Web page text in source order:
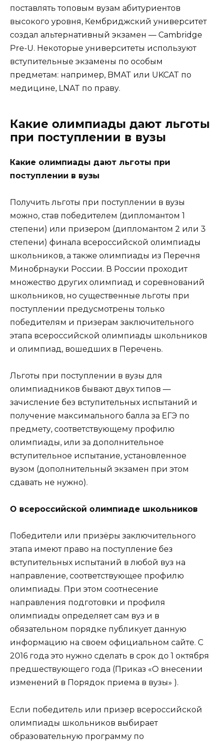
поставлять топовым вузам абитуриентов
высокого уровня, Кембриджский университет
создал альтернативный экзамен — Cambridge
Pre-U. Некоторые университеты используют
вступительные экзамены по особым
предметам: например, BMAT или UKCAT по
медицине, LNAT по праву.
Какие олимпиады дают льготы
при поступлении в вузы
Какие олимпиады дают льготы при
поступлении в вузы
Получить льготы при поступлении в вузы
можно, став победителем (дипломантом 1
степени) или призером (дипломантом 2 или 3
степени) финала всероссийской олимпиады
школьников, а также олимпиады из Перечня
Минобрнауки России. В России проходит
множество других олимпиад и соревнований
школьников, но существенные льготы при
поступлении предусмотрены только
победителям и призерам заключительного
этапа всероссийской олимпиады школьников
и олимпиад, вошедших в Перечень.
Льготы при поступлении в вузы для
олимпиадников бывают двух типов —
зачисление без вступительных испытаний и
получение максимального балла за ЕГЭ по
предмету, соответствующему профилю
олимпиады, или за дополнительное
вступительное испытание, установленное
вузом (дополнительный экзамен при этом
сдавать не нужно).
О всероссийской олимпиаде школьников
Победители или призёры заключительного
этапа имеют право на поступление без
вступительных испытаний в любой вуз на
направление, соответствующее профилю
олимпиады. При этом соотнесение
направления подготовки и профиля
олимпиады определяет сам вуз и в
обязательном порядке публикует данную
информацию на своем официальном сайте. С
2016 года это нужно сделать в срок до 1 октября
предшествующего года (Приказ «О внесении
изменений в Порядок приема в вузы» ).
Если победитель или призер всероссийской
олимпиады школьников выбирает
образовательную программу по